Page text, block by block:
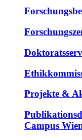
Projekte &
Campus